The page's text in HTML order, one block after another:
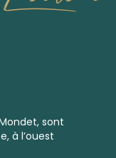
sont
à l’ouest